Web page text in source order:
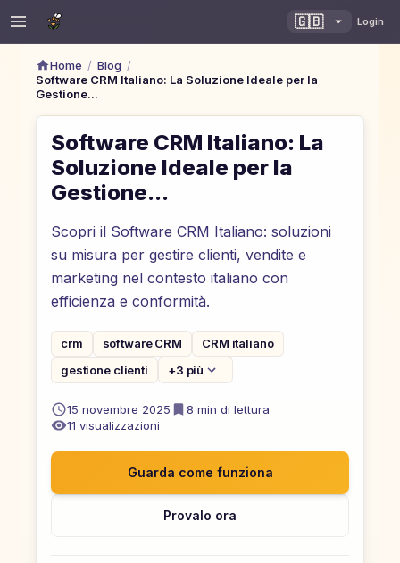
🇬🇧 Login
Home / Blog /
Software CRM Italiano: La Soluzione Ideale per la
Gestione...
Software CRM Italiano: La
Soluzione Ideale per la
Gestione...
Scopri il Software CRM Italiano: soluzioni
su misura per gestire clienti, vendite e
marketing nel contesto italiano con
efficienza e conformità.
crm software CRM
CRM italiano
gestione clienti
+3 più
15 novembre 2025 8 min di lettura
11 visualizzazioni
Guarda come funziona
Provalo ora